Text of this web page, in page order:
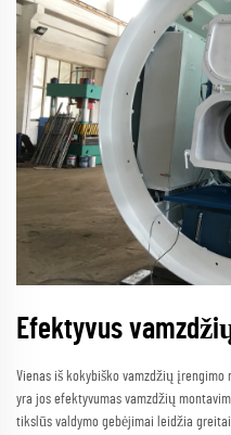
Efektyvus
Vienas iš kokybiško vamzdžių
yra jos efektyvumas vamzdžių
tikslūs valdymo gebėjimai leidžia